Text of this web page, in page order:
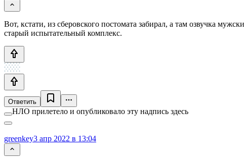
Вот, кстати, из сберовского постомата забирал, а там озвучка
старый испытательный комплекс.
Ответить
НЛО прилетело и опубликовало эту надпись здесь
greenkey3 апр 2022 в 13:04